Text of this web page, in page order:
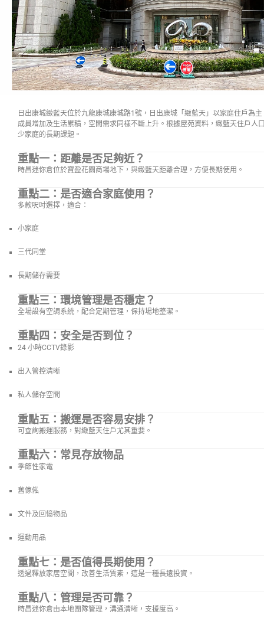
日出康城緻藍天位於九龍康城康城路1號，日出康城「緻藍天」以家庭住戶為
成員增加及生活累積，空間需求同樣不斷上升。根據屋苑資料，緻藍天住戶人
少家庭的長期課題。
重點一：距離是否足夠近？
時昌迷你倉位於寶盈花園商場地下，與緻藍天距離合理，方便長期使用。
重點二：是否適合家庭使用？
多款呎吋選擇，適合：
小家庭
三代同堂
長期儲存需要
重點三：環境管理是否穩定？
全場設有空調系統，配合定期管理，保持場地整潔。
重點四：安全是否到位？
24 小時CCTV錄影
出入管控清晰
私人儲存空間
重點五：搬運是否容易安排？
可查詢搬運服務，對緻藍天住戶尤其重要。
重點六：常見存放物品
季節性家電
舊傢俬
文件及回憶物品
運動用品
重點七：是否值得長期使用？
透過釋放家居空間，改善生活質素，這是一種長遠投資。
重點八：管理是否可靠？
時昌迷你倉由本地團隊管理，溝通清晰，支援度高。